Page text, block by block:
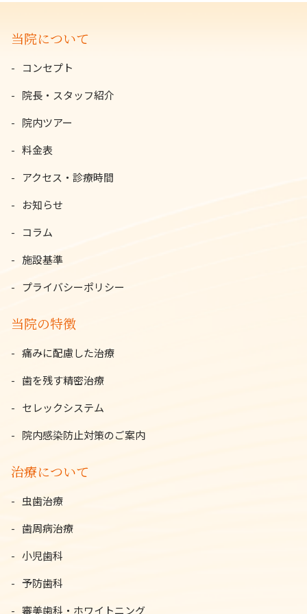
当院について
コンセプト
院長・スタッフ紹介
院内ツアー
料金表
アクセス・診療時間
お知らせ
コラム
施設基準
プライバシーポリシー
当院の特徴
痛みに配慮した治療
歯を残す精密治療
セレックシステム
院内感染防止対策のご案内
治療について
虫歯治療
歯周病治療
小児歯科
予防歯科
審美歯科・ホワイトニング